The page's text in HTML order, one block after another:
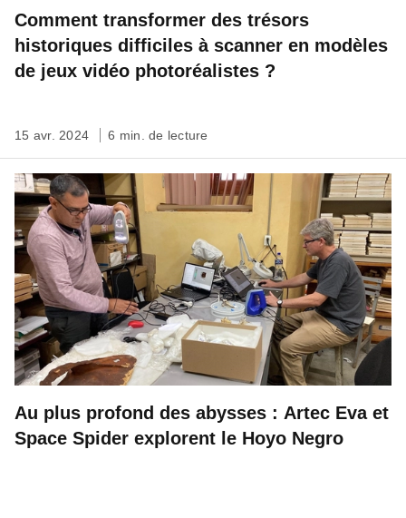
Comment transformer des trésors
historiques difficiles à scanner en modèles
de jeux vidéo photoréalistes ?
15 avr. 2024 6 min. de lecture
Au plus profond des abysses : Artec Eva et
Space Spider explorent le Hoyo Negro